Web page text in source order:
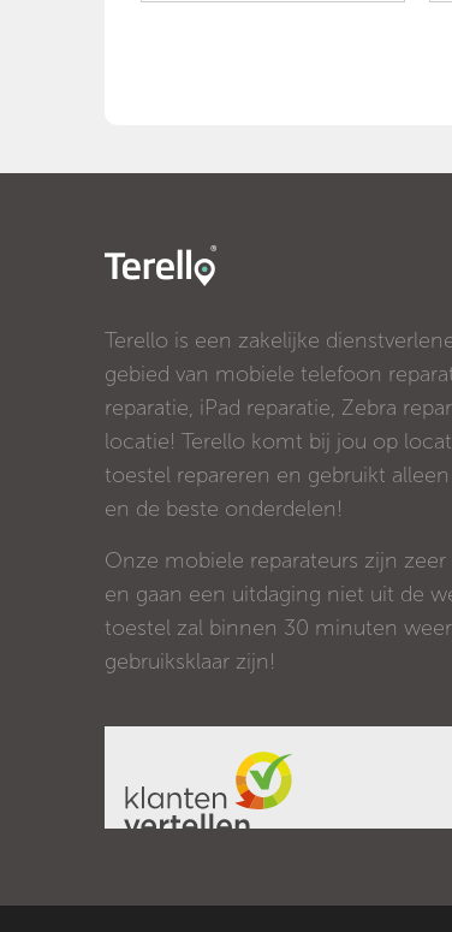
Terello is een zakelijke
gebied van mobiele telefoon
reparatie, iPad reparatie, Zebra
locatie! Terello komt bij jou op
toestel repareren en gebruikt
en de beste onderdelen!
Onze mobiele reparateurs zijn
en gaan een uitdaging niet uit de
toestel zal binnen 30 minuten weer
gebruiksklaar zijn!